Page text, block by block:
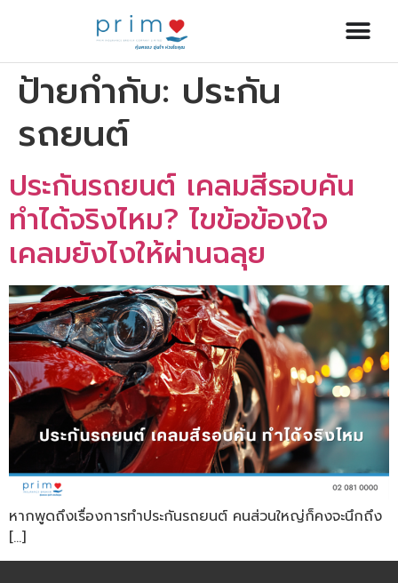
ป้ายกำกับ: ประกัน
รถยนต์
ประกันรถยนต์ เคลมสีรอบคัน
ทำได้จริงไหม? ไขข้อข้องใจ
เคลมยังไงให้ผ่านฉลุย
หากพูดถึงเรื่องการทำประกันรถยนต์ คนส่วนใหญ่ก็คงจะนึกถึง
[…]